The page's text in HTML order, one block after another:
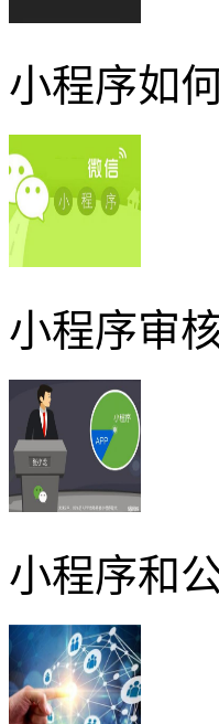
小程序如
小程序审
小程序和